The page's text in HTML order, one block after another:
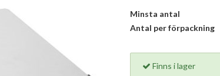
Minsta antal
Antal per förpackning
Finns i lager